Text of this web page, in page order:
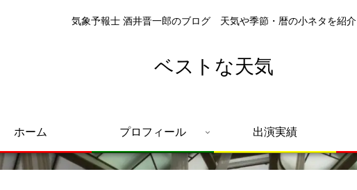
気象予報士 酒井晋一郎のブログ 天気や季節・暦の小ネタを紹介
ベストな天気
ホーム プロフィール 出演実績